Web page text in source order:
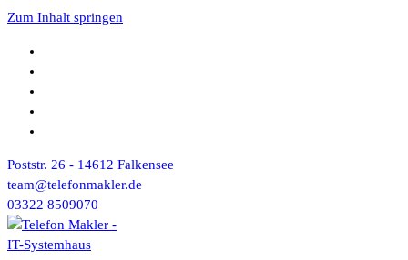
Zum Inhalt springen
Poststr. 26 - 14612 Falkensee
team@telefonmakler.de
03322 8509070